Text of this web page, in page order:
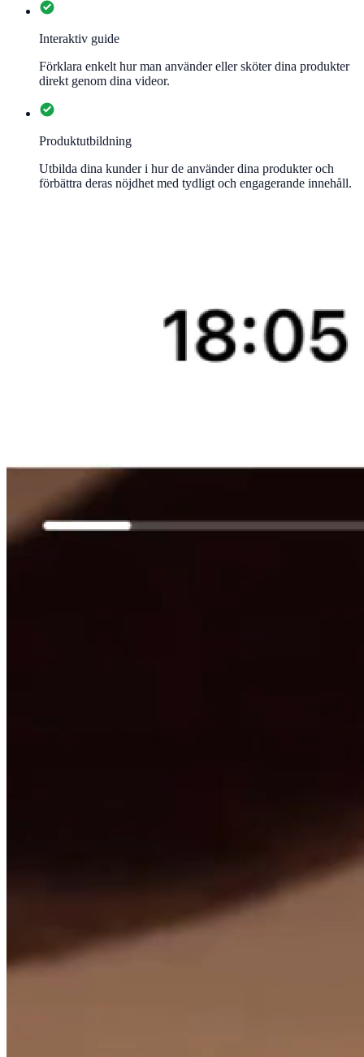
Interaktiv guide
Förklara enkelt hur man använder eller sköter dina produkter
direkt genom dina videor.
Produktutbildning
Utbilda dina kunder i hur de använder dina produkter och
förbättra deras nöjdhet med tydligt och engagerande innehåll.